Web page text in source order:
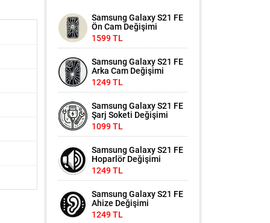
Samsung Galaxy S21 FE
Ön Cam Değişimi
1599 TL
Samsung Galaxy S21 FE
Arka Cam Değişimi
1249 TL
Samsung Galaxy S21 FE
Şarj Soketi Değişimi
1099 TL
Samsung Galaxy S21 FE
Hoparlör Değişimi
1249 TL
Samsung Galaxy S21 FE
Ahize Değişimi
1249 TL